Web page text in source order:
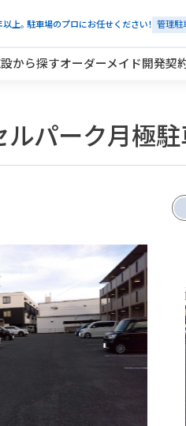
から探すオーダーメイド開発契
上。駐車場のプロにお任せください！ 管理駐
ルパーク月極
ページを開きます ②